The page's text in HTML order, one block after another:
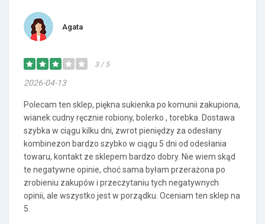
Agata
3 / 5
2026-04-13
Polecam ten sklep, piękna sukienka po komunii zakupiona,
wianek cudny ręcznie robiony, bolerko , torebka. Dostawa
szybka w ciągu kilku dni, zwrot pieniędzy za odesłany
kombinezon bardzo szybko w ciągu 5 dni od odesłania
towaru, kontakt ze sklepem bardzo dobry. Nie wiem skąd
te negatywne opinie, choć sama byłam przerażona po
zrobieniu zakupów i przeczytaniu tych negatywnych
opinii, ale wszystko jest w porządku. Oceniam ten sklep na
5.